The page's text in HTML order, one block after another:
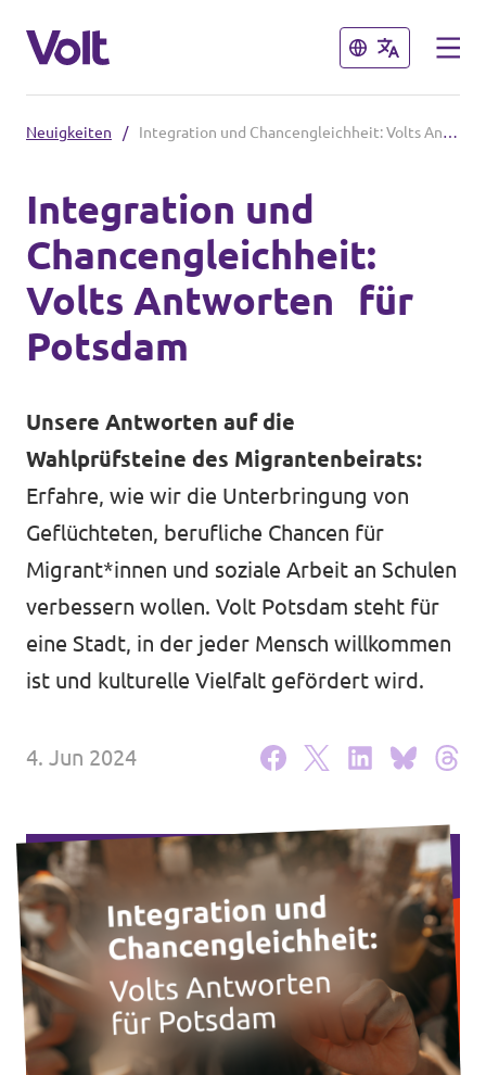
Schließen
Lokale Teams
Potsdam
Potsdam auf Instagram
Website
Volt in deinem Bundesland
Schließen
Programm
Über Volt
Neuigkeiten
Unsere Events
Presse
Mache bei uns mit!
Deine Spende für Volt!
Jobs bei Volt
Neuigkeiten / Integration und Chancengleichheit: Volts Antworten für Potsdam
Integration und
Chancengleichheit:
Volts Antworten für
Potsdam
Unsere Antworten auf die
Wahlprüfsteine des Migrantenbeirats:
Erfahre, wie wir die Unterbringung von
Geflüchteten, berufliche Chancen für
Migrant*innen und soziale Arbeit an Schulen
verbessern wollen. Volt Potsdam steht für
eine Stadt, in der jeder Mensch willkommen
ist und kulturelle Vielfalt gefördert wird.
4. Jun 2024